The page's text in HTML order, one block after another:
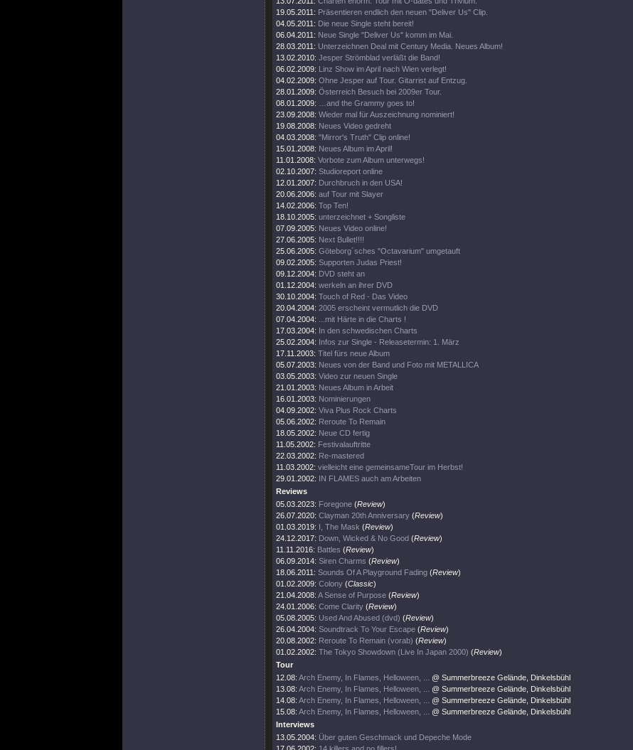
19.05.2011: Präsentieren endlich den neuen "Deliver Us" Clip.
04.05.2011: Die neue Single steht bereit!
06.04.2011: Neue Single "Deliver Us" komm im Mai.
28.03.2011: Unterzeichnen Deal mit Century Media. Neues Album!
13.02.2010: Jesper Strömblad verläßt die Band!
06.02.2009: Linz Show im April nach Wien verlegt!
04.02.2009: Ohne Jesper auf Tour. Gitarrist auf Entzug.
28.01.2009: Österreich Besuch bei 2009er Tour.
08.01.2009:
…and the Grammy goes to!
23.09.2008: Wieder mal für Auszeichnung nominiert!
19.08.2008: Neues Video gedreht
04.03.2008: "Mirror's Truth" Clip online!
15.01.2008: Neues Album im April!
11.01.2008: Vorbote zum Album unterwegs!
02.10.2007: Studioreport online
12.01.2007: Durchbruch in den USA!
20.06.2006: auf Tour mit Slayer
14.02.2006: Top Ten!
18.10.2005: unterzeichnet + Songliste
07.09.2005: Neues Video online!
27.06.2005: Next Bullet!!!!
25.06.2005: Göteborg´sches "Octavarium" umgetauft
09.02.2005: Supporten Judas Priest!
09.12.2004: DVD steht an
01.12.2004: werkeln an ihrer DVD
30.10.2004: Touch of Red - Das Video
20.04.2004: 2005 erscheint vermutlich die DVD
07.04.2004:
...mit Härte in die Charts !
17.03.2004: In den schwedischen Charts
25.02.2004: Infos zur Single - Releasetermin: 1. März
17.11.2003: Titel fürs neue Album
05.07.2003: Neues von der Band und Foto mit METALLICA
03.05.2003: Video zur neuen Single
21.01.2003: Neues Album in Arbeit
16.01.2003: Nominierungen
04.09.2002: Viva Plus Rock Charts
05.06.2002: Reroute To Remain
18.05.2002: Neue CD fertig
11.05.2002: Festivalauftritte
22.03.2002: Re-mastered
11.03.2002: vielleicht eine gemeinsameTour im Herbst!
29.01.2002: IN FLAMES auch am Arbeiten
Reviews
05.03.2023: Foregone (Review)
26.07.2020: Clayman 20th Anniversary (Review)
01.03.2019: I, The Mask (Review)
24.12.2017: Down, Wicked & No Good (Review)
11.11.2016: Battles (Review)
06.09.2014: Siren Charms (Review)
18.06.2011: Sounds Of A Playground Fading (Review)
01.02.2009: Colony (Classic)
21.04.2008: A Sense of Purpose (Review)
24.01.2006: Come Clarity (Review)
05.08.2005: Used And Abused (dvd) (Review)
26.04.2004: Soundtrack To Your Escape (Review)
20.08.2002: Reroute To Remain (vorab) (Review)
01.02.2002: The Tokyo Showdown (Live In Japan 2000) (Review)
Tour
12.08: Arch Enemy, In Flames, Helloween, ...
@ Summerbreeze Gelände, Dinkelsbühl
13.08: Arch Enemy, In Flames, Helloween, ...
@ Summerbreeze Gelände, Dinkelsbühl
14.08: Arch Enemy, In Flames, Helloween, ...
@ Summerbreeze Gelände, Dinkelsbühl
15.08: Arch Enemy, In Flames, Helloween, ...
@ Summerbreeze Gelände, Dinkelsbühl
Interviews
13.05.2004: Über guten Geschmack und Depeche Mode